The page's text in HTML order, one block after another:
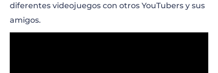
diferentes videojuegos con otros YouTubers y sus
amigos.